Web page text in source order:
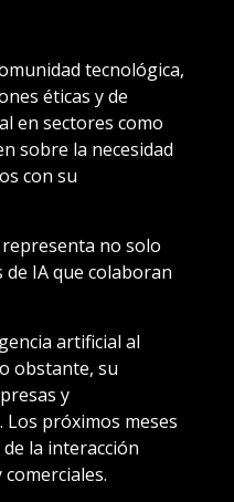
tecnológica,
éticas y de
en sectores como
sobre la necesidad
con su
representa no solo
IA que colaboran
artificial al
obstante, su
y
próximos meses
la interacción